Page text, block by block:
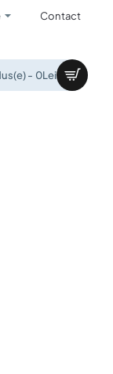
Contact
- 0Lei